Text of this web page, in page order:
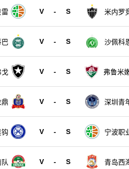
V - S 米内罗
巴 V - S 沙佩科
戈 V - S 弗鲁米
V - S 深圳青
V - S
宁波职
V - S 青岛西